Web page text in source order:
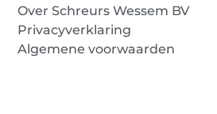
Over Schreurs Wessem BV
Privacyverklaring
Algemene voorwaarden